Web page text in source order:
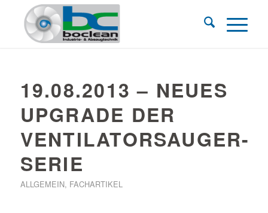
19.08.2013 – NEUES
UPGRADE DER
VENTILATORSAUGER-
SERIE
ALLGEMEIN, FACHARTIKEL